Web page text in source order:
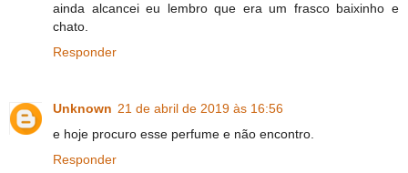
ainda alcancei eu lembro que era um frasco baixinho e
chato.
Responder
Unknown 21 de abril de 2019 às 16:56
e hoje procuro esse perfume e não encontro.
Responder